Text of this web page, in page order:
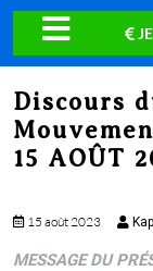
close
menu
Discours
15 AOÛT
15 août 2023
MESSAGE DU